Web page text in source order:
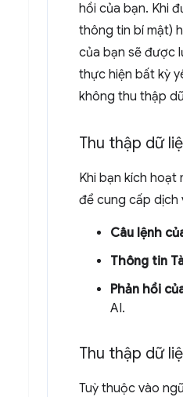
hồi của bạn. Khi
thông tin bí mật)
của bạn sẽ được
thực hiện bất kỳ
không thu thập
Thu thập dữ
Khi bạn kích
để cung cấp dịch
Câu lệnh
Thông tin
Phản hồi
AI.
Thu thập dữ
Tuỳ thuộc vào